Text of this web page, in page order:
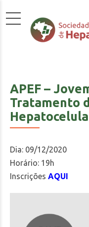
APEF –
Tratamento
Dia: 09/12/2020
Horário: 19h
Inscrições AQUI